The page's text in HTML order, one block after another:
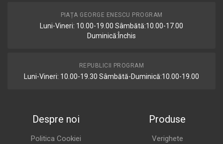
PIAȚA GEORGE ENESCU PROGRAM
Luni-Vineri: 10.00-19.00 Sâmbătă:10.00-17.00
Duminică:Închis
REPUBLICII PROGRAM
Luni-Vineri: 10.00-19.30 Sâmbătă-Duminică:10.00-19.00
Despre noi
Politica Cookiei
Produse
Verighete